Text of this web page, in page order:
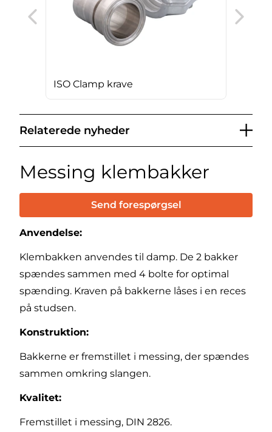
ISO Clamp krave
Relaterede nyheder
Messing klembakker
Send forespørgsel
Anvendelse:
Klembakken anvendes til damp. De 2 bakker
spændes sammen med 4 bolte for optimal
spænding. Kraven på bakkerne låses i en reces
på studsen.
Konstruktion:
Bakkerne er fremstillet i messing, der spændes
sammen omkring slangen.
Kvalitet:
Fremstillet i messing, DIN 2826.